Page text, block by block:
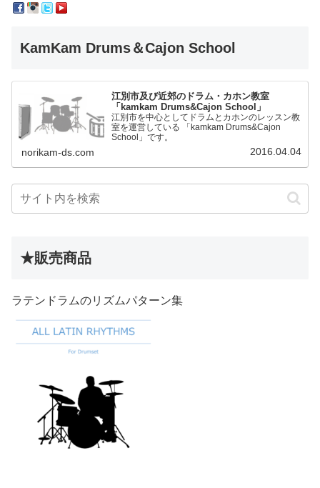
KamKam Drums＆Cajon School
江別市及び近郊のドラム・カホン教室
「kamkam Drums&Cajon School」
江別市を中心としてドラムとカホンのレッスン教
室を運営している 「kamkam Drums&Cajon
School」です。
norikam-ds.com 2016.04.04
★販売商品
ラテンドラムのリズムパターン集